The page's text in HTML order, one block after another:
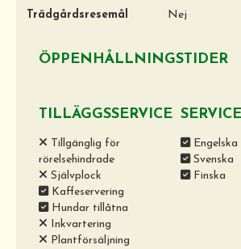
Trädgårdsresemål
Nej
ÖPPENHÅLLNINGSTIDER
TILLÄGGSSERVICE
Tillgänglig för
rörelsehindrade
Självplock
Kaffeservering
Hundar tillåtna
Inkvartering
Plantförsäljning
Engelska
Svenska
Finska